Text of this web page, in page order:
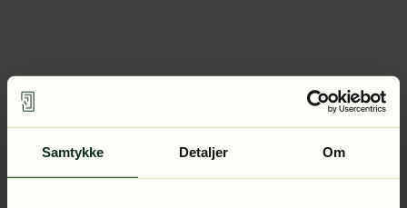
Samtykke Detaljer Om